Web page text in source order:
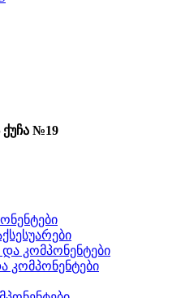
№19
კომპონენტები
კომპონენტები